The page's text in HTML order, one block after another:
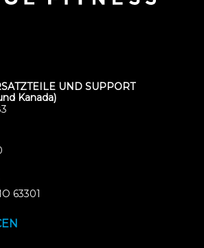
UND SUPPORT
Kanada)
63301